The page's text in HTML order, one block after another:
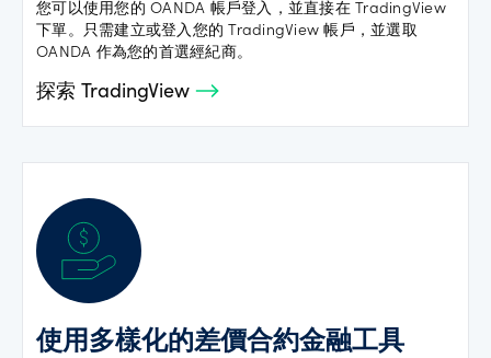
您可以使用您的 OANDA 帳戶登入，並直接在 TradingView
下單。只需建立或登入您的 TradingView 帳戶，並選取
OANDA 作為您的首選經紀商。
探索 TradingView
使用多樣化的差價合約金融工具